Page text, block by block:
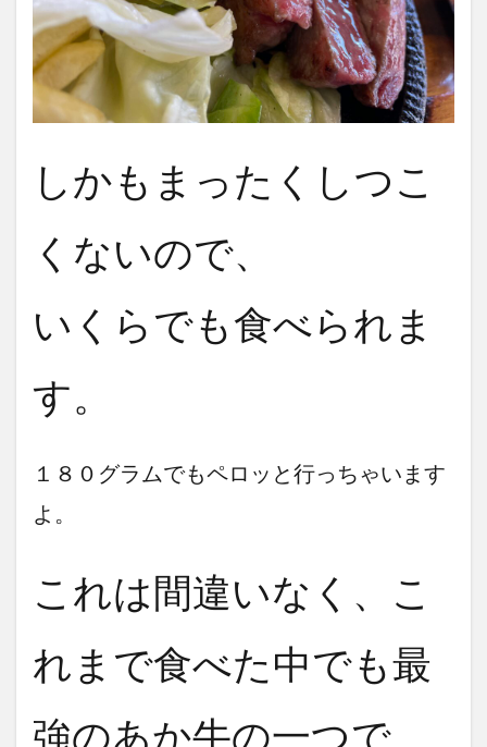
しかもまったくしつこ
くないので、
いくらでも食べられま
す。
１８０グラムでもペロッと行っちゃいます
よ。
これは間違いなく、こ
れまで食べた中でも最
強のあか牛の一つで